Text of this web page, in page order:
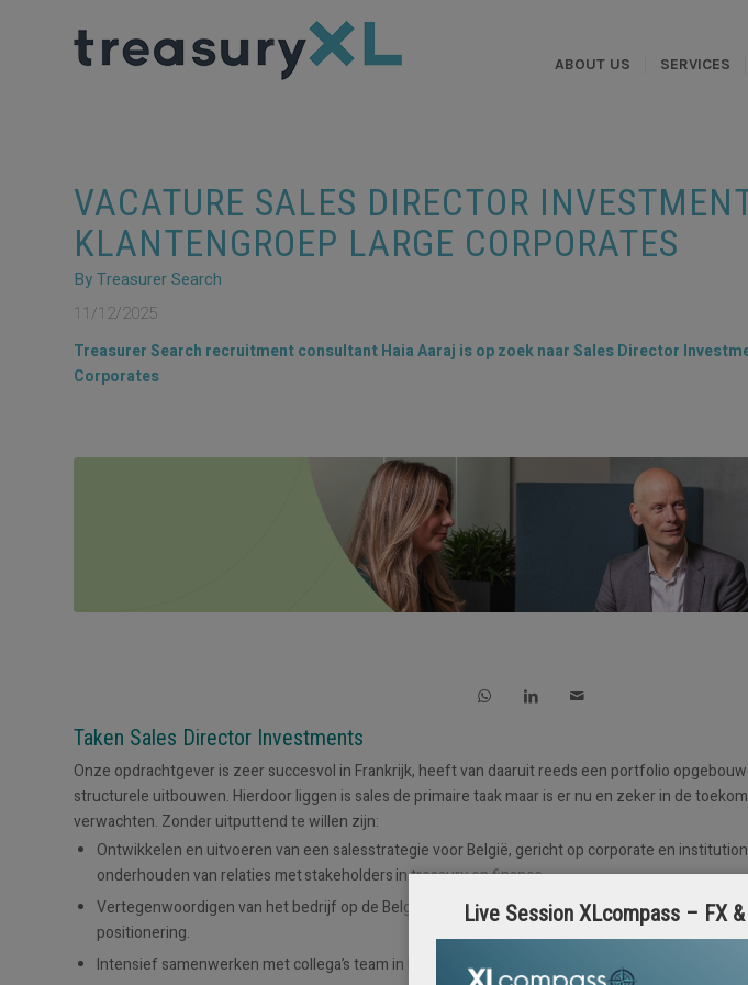
ABOUT US SERVICES
VACATURE SALES DIRECTOR
KLANTENGROEP LARGE CORPORATES
By Treasurer Search
11/12/2025
Treasurer Search recruitment consultant Haia Aaraj is op zoek naar Sales Director
Corporates
Taken Sales Director Investments
Onze opdrachtgever is zeer succesvol in Frankrijk, heeft van daaruit reeds een portfolio
structurele uitbouwen. Hierdoor liggen is sales de primaire taak maar is er nu en zeker in de
verwachten. Zonder uitputtend te willen zijn:
Ontwikkelen en uitvoeren van een salesstrategie voor België, gericht op corporate en
onderhouden van relaties met stakeholders in treasury en finance.
Vertegenwoordigen van het bedrijf op de Belgische markt bij events en influentials en van
positionering.
Intensief samenwerken met collega’s team in Parijs, inclusief regelmatige reizen naar Frankrijk
Live Session XLcompass – FX